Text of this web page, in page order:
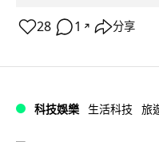
28 1 ↗ 分享
科技娛樂 生活科技 旅